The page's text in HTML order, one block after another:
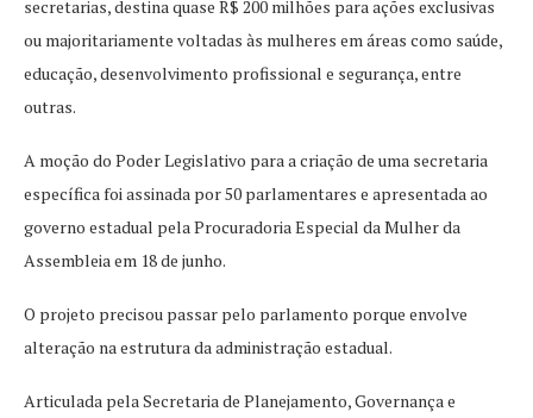
secretarias, destina quase R$ 200 milhões para ações exclusivas
ou majoritariamente voltadas às mulheres em áreas como saúde,
educação, desenvolvimento profissional e segurança, entre
outras.
A moção do Poder Legislativo para a criação de uma secretaria
específica foi assinada por 50 parlamentares e apresentada ao
governo estadual pela Procuradoria Especial da Mulher da
Assembleia em 18 de junho.
O projeto precisou passar pelo parlamento porque envolve
alteração na estrutura da administração estadual.
Articulada pela Secretaria de Planejamento, Governança e